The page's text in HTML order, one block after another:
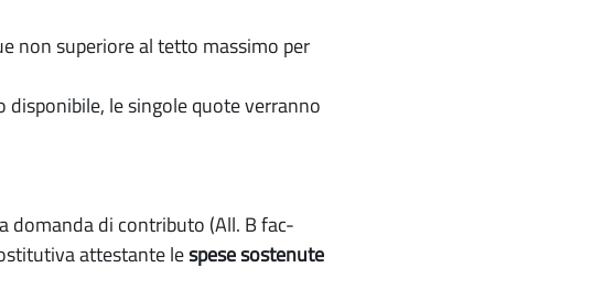
non superiore al tetto massimo per
disponibile, le singole quote verranno
domanda di contributo (All. B fac-
attestante lespese sostenute